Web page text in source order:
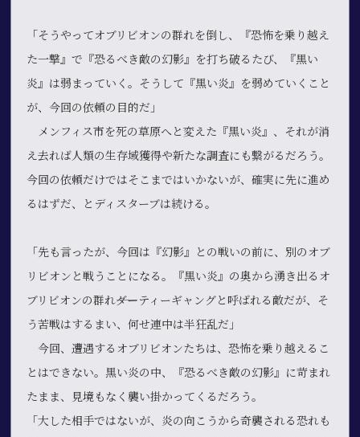
「そうやってオブリビオンの群れを倒し、『恐怖を乗り越え
た一撃』で『恐るべき敵の幻影』を打ち破るたび、『黒い
炎』は弱まっていく。そうして『黒い炎』を弱めていくこと
が、今回の依頼の目的だ」
メンフィス市を死の草原へと変えた『黒い炎』、それが消
え去れば人類の生存域獲得や新たな調査にも繋がるだろう。
今回の依頼だけではそこまではいかないが、確実に先に進め
るはずだ、とディスターブは続ける。
「先も言ったが、今回は『幻影』との戦いの前に、別のオブ
リビオンと戦うことになる。『黒い炎』の奥から湧き出るオ
ブリビオンの群れ――ダーティーギャングと呼ばれる敵だが、そ
う苦戦はするまい、何せ連中は半狂乱だ」
今回、遭遇するオブリビオンたちは、恐怖を乗り越えるこ
とはできない。黒い炎の中、『恐るべき敵の幻影』に苛まれ
たまま、見境もなく襲い掛かってくるだろう。
「大した相手ではないが、炎の向こうから奇襲される恐れも